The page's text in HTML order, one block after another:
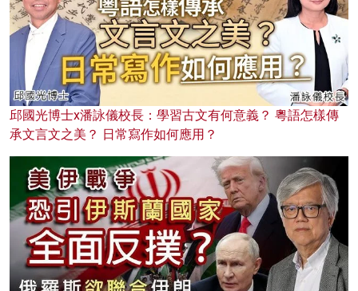
邱國光博士x潘詠儀校長：學習古文有何意義？ 粵語怎樣傳
承文言文之美？ 日常寫作如何應用？